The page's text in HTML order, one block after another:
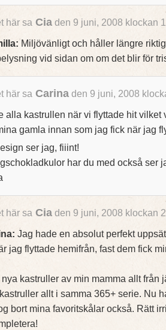
här sa Ciaden 9 juni, 2008 klockan
Miljövänligt och håller längre
vid sidan om om det blir för
här sa Carinaden 9 juni, 2008
alla kastrullen när vi flyttade hit
gamla innan som jag fick när jag
ser jag, fiiint!
har du med också ser
här sa Cia den 9 juni, 2008 klockan
Jag hade en absolut perfekt
jag flyttade hemifrån, fast dem fick
kastruller av min mamma allt från
allt i samma 365+ serie. Nu
bort mina favoritskålar också. Rätt